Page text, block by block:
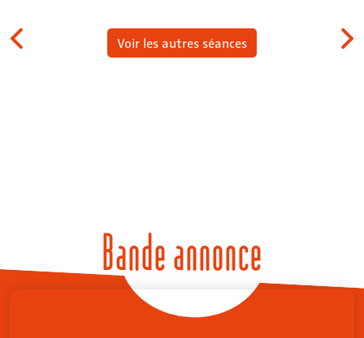
Voir les autres séances
Bande annonce